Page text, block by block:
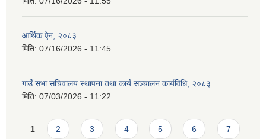
आर्थिक ऐन, २०८३
मिति: 07/16/2026 - 11:45
गाउँ सभा सचिवालय स्थापना तथा कार्य सञ्चालन कार्यविधि, २०८३
मिति: 07/03/2026 - 11:22
Pages
1 2 3 4 5 6 7